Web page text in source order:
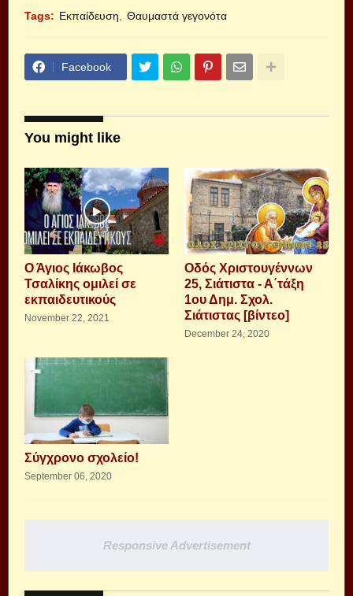
Tags: Εκπαίδευση Θαυμαστά γεγονότα
Facebook
You might like
Ο Άγιος Ιάκωβος
Τσαλίκης ομιλεί σε
εκπαιδευτικούς
November 22, 2021
Οδός Χριστουγέννων
25, Σιάτιστα - Α΄τάξη
1ου Δημ. Σχολ.
Σιάτιστας [βίντεο]
December 24, 2020
Σύγχρονο σχολείο!
September 06, 2020
Responsive Advertisement